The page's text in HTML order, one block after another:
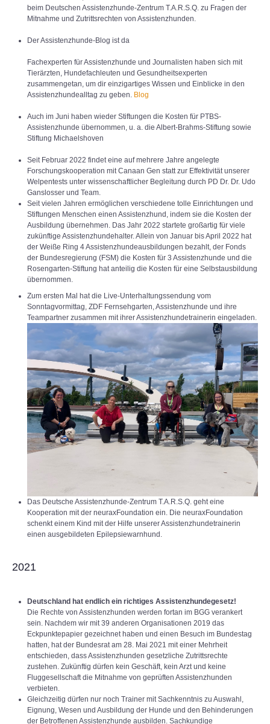
beim Deutschen Assistenzhunde-Zentrum T.A.R.S.Q. zu Fragen der
Mitnahme und Zutrittsrechten von Assistenzhunden.
Der Assistenzhunde-Blog ist da
Fachexperten für Assistenzhunde und Journalisten haben sich mit
Tierärzten, Hundefachleuten und Gesundheitsexperten
zusammengetan, um dir einzigartiges Wissen und Einblicke in den
Assistenzhundealltag zu geben. Blog
Auch im Juni haben wieder Stiftungen die Kosten für PTBS-
Assistenzhunde übernommen, u. a. die Albert-Brahms-Stiftung sowie
Stiftung Michaelshoven
Seit Februar 2022 findet eine auf mehrere Jahre angelegte
Forschungskooperation mit Canaan Gen statt zur Effektivität unserer
Welpentests unter wissenschaftlicher Begleitung durch PD Dr. Dr. Udo
Ganslosser und Team.
Seit vielen Jahren ermöglichen verschiedene tolle Einrichtungen und
Stiftungen Menschen einen Assistenzhund, indem sie die Kosten der
Ausbildung übernehmen. Das Jahr 2022 startete großartig für viele
zukünftige Assistenzhundehalter. Allein von Januar bis April 2022 hat
der Weiße Ring 4 Assistenzhundeausbildungen bezahlt, der Fonds
der Bundesregierung (FSM) die Kosten für 3 Assistenzhunde und die
Rosengarten-Stiftung hat anteilig die Kosten für eine Selbstausbildung
übernommen.
Zum ersten Mal hat die Live-Unterhaltungssendung vom
Sonntagvormittag, ZDF Fernsehgarten, Assistenzhunde und ihre
Teampartner zusammen mit ihrer Assistenzhundetrainerin eingeladen.
Das Deutsche Assistenzhunde-Zentrum T.A.R.S.Q. geht eine
Kooperation mit der neuraxFoundation ein. Die neuraxFoundation
schenkt einem Kind mit der Hilfe unserer Assistenzhundetrainerin
einen ausgebildeten Epilepsiewarnhund.
2021
Deutschland hat endlich ein richtiges Assistenzhundegesetz!
Die Rechte von Assistenzhunden werden fortan im BGG verankert
sein. Nachdem wir mit 39 anderen Organisationen 2019 das
Eckpunktepapier gezeichnet haben und einen Besuch im Bundestag
hatten, hat der Bundesrat am 28. Mai 2021 mit einer Mehrheit
entschieden, dass Assistenzhunden gesetzliche Zutrittsrechte
zustehen. Zukünftig dürfen kein Geschäft, kein Arzt und keine
Fluggesellschaft die Mitnahme von geprüften Assistenzhunden
verbieten.
Gleichzeitig dürfen nur noch Trainer mit Sachkenntnis zu Auswahl,
Eignung, Wesen und Ausbildung der Hunde und den Behinderungen
der Betroffenen Assistenzhunde ausbilden. Sachkundige